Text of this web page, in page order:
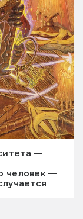
—
человек —